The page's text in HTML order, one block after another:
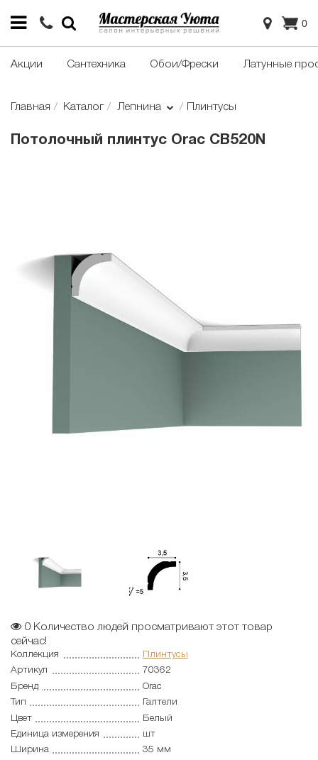
0
Акции Сантехника Обои/Фрески Латунные
Главная Каталог Лепнина Плинтусы
Потолочный плинтус Orac CB520N
0 Количество людей просматривают этот товар
сейчас!
Коллекция
Плинтусы
Артикул
70362
Бренд
Orac
Тип
Галтели
Цвет
Белый
Единица измерения
шт
Ширина
35 мм